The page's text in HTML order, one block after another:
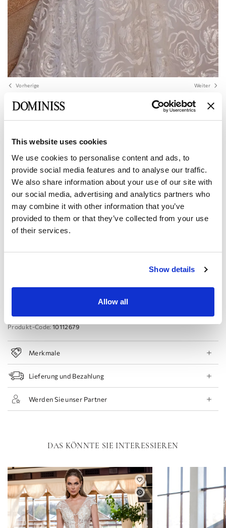
This website uses cookies
We use cookies to personalise content and ads, to
provide social media features and to analyse our traffic.
We also share information about your use of our site with
our social media, advertising and analytics partners who
may combine it with other information that you’ve
provided to them or that they’ve collected from your use
of their services.
Show details
Allow all
Vorherige Weiter
SAKURA Brautkleid in A-Linie mit Spitze
und V-Ausschnitt
Größe: Größentabelle
Europäisch:
Hersteller:
34 EU 36 EU 38 EU 42 EU
44 EU 46 EU 48 EU 50 EU
Termin buchen
Geschäft finden
Produkt-Code: 10112679
Merkmale
Lieferung und Bezahlung
Werden Sie unser Partner
DAS KÖNNTE SIE INTERESSIEREN